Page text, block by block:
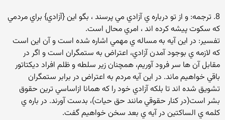
8. ترجمه: و از تو درباره ي آزادي مي پرسند ، بگو اين {آزادي} براي مردمي
كه سكوت پيشه كرده اند ، امري محال است.
تفسير: در اين آيه به مساله ي مهمي اشاره شده است و آن اين است
كه لازمه ي بوجود آمدن آزادي، اعتراض به ستمگران است و اگر در
مقابل آن ها سر فرود آوريم، همچنان زير سلطه و ظلم افراد ديكتاتور
باقي خواهيم ماند. در اين آيه مردم به اعتراض در برابر ستمگران
تشويق شده اند تا بلكه آزادي خود را كه همانا ازاساسي ترين حقوق
بشر است(در كنار حقوقي مانند حق حيات)، بدست آورند. در باره ي
كلمه ي الساكتين در آيه ي بعد سخن خواهيم گفت.